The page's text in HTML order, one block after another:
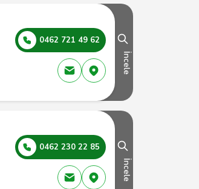
0462 721 49 62
İncele
0462 230 22 85
İncele